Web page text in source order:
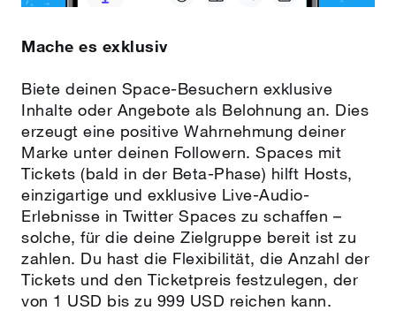
Mache es exklusiv
Biete deinen Space-Besuchern exklusive
Inhalte oder Angebote als Belohnung an. Dies
erzeugt eine positive Wahrnehmung deiner
Marke unter deinen Followern. Spaces mit
Tickets (bald in der Beta-Phase) hilft Hosts,
einzigartige und exklusive Live-Audio-
Erlebnisse in Twitter Spaces zu schaffen –
solche, für die deine Zielgruppe bereit ist zu
zahlen. Du hast die Flexibilität, die Anzahl der
Tickets und den Ticketpreis festzulegen, der
von 1 USD bis zu 999 USD reichen kann.